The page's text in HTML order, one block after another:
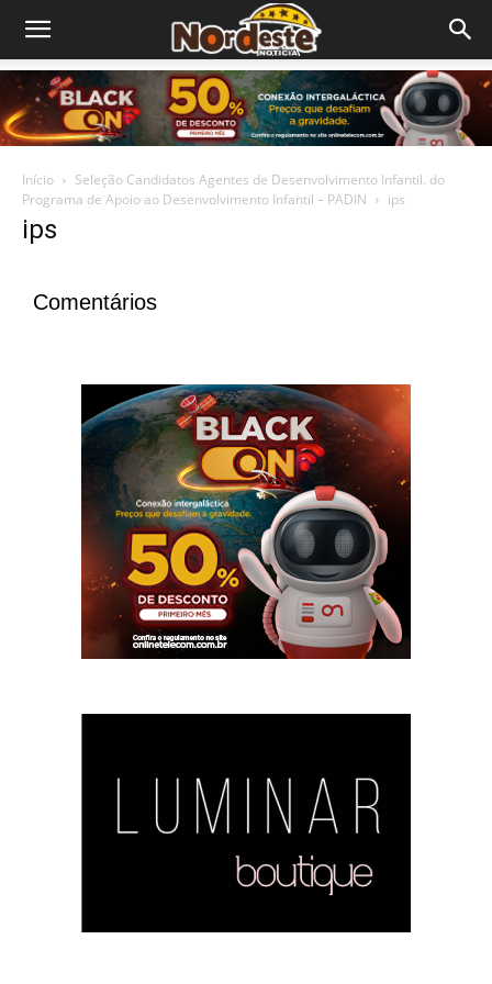
Início
Seleção Candidatos Agentes de Desenvolvimento Infantil. do
Programa de Apoio ao Desenvolvimento Infantil – PADIN
ips
ips
Comentários